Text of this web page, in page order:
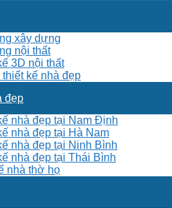
xây dựng
nội thất
3D nội thất
thiết kế nhà đẹp
đẹp
nhà đẹp tại Nam Định
nhà đẹp tại Hà Nam
nhà đẹp tại Ninh Bình
nhà đẹp tại Thái Bình
nhà thờ họ